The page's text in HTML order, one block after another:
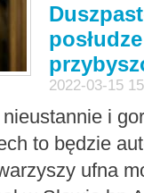
2022-03-15
i
to będzie
ufna